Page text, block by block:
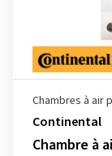
Chambres à air
Continental
Chambre à